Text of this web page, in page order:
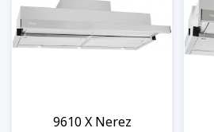
9610 X Nerez